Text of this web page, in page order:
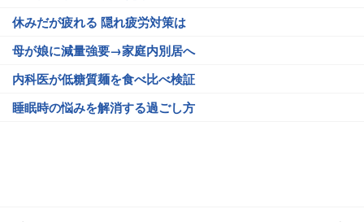
休みだが疲れる 隠れ疲労対策は
母が娘に減量強要→家庭内別居へ
内科医が低糖質麺を食べ比べ検証
睡眠時の悩みを解消する過ごし方